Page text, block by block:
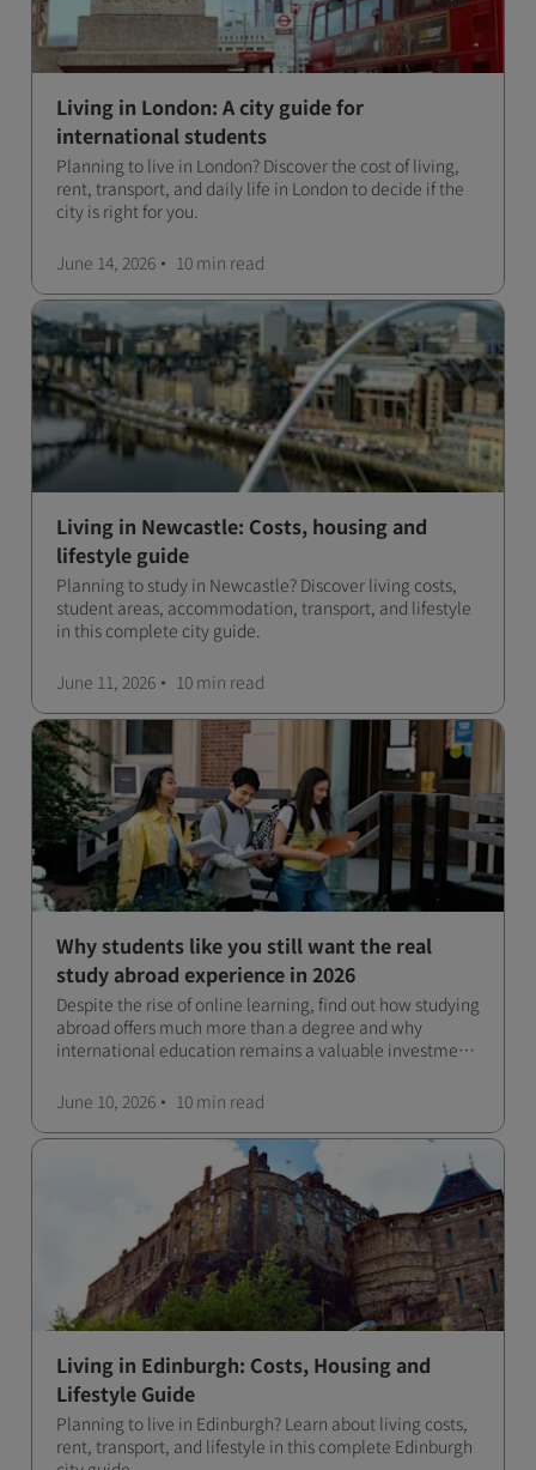
Living in London: A city guide for
international students
Planning to live in London? Discover the cost of living,
rent, transport, and daily life in London to decide if the
city is right for you.
June 14, 2026 10 min read
Living in Newcastle: Costs, housing and
lifestyle guide
Planning to study in Newcastle? Discover living costs,
student areas, accommodation, transport, and lifestyle
in this complete city guide.
June 11, 2026 10 min read
Why students like you still want the real
study abroad experience in 2026
Despite the rise of online learning, find out how studying
abroad offers much more than a degree and why
international education remains a valuable investment
June 10, 2026
10 min read
Living in Edinburgh: Costs, Housing and
Lifestyle Guide
Planning to live in Edinburgh? Learn about living costs,
rent, transport, and lifestyle in this complete Edinburgh